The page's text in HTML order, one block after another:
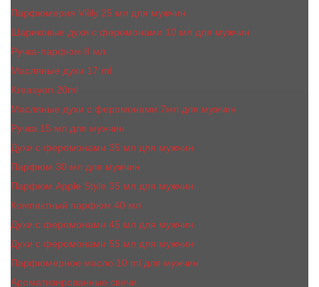
Парфюмерия Vilily 25 мл для мужчин
Шариковые духи с феромонами 10 мл для мужчин
Ручка-парфюм 8 мл
Масляные духи 17 ml
Kreasyon 20ml
Масляные духи c феромонами 7мл для мужчин
Ручка 15 мл для мужчин
Духи с феромонами 35 мл для мужчин
Парфюм 30 мл для мужчин
Парфюм Apple Style 35 мл для мужчин
Компактный парфюм 40 мл
Духи с феромонами 45 мл для мужчин
Духи с феромонами 55 мл для мужчин
Парфюмерное масло 10 ml для мужчин
Ароматизированные свечи